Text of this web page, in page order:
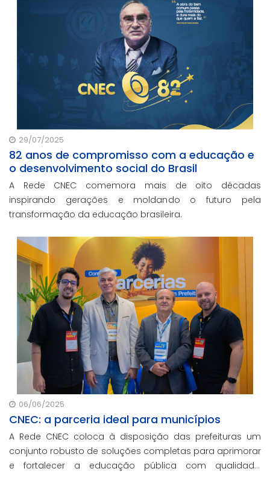
29/07/2025
82 anos de compromisso com a educação e
o desenvolvimento social do Brasil
A Rede CNEC comemora mais de oito décadas
inspirando gerações e moldando o futuro pela
transformação da educação brasileira.
06/06/2025
CNEC: a parceria ideal para municípios
A Rede CNEC coloca à disposição das prefeituras um
conjunto robusto de soluções completas para aprimorar
e fortalecer a educação pública com qualidade,